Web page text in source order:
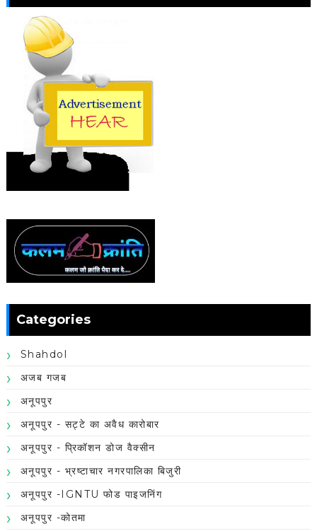
Categories
Shahdol
अजब गजब
अनूपपुर
अनूपपुर - सट्टे का अवैध कारोबार
अनूपपुर - प्रिकॉशन डोज वैक्सीन
अनूपपुर - भ्रष्टाचार नगरपालिका बिजुरी
अनूपपुर -IGNTU फोड पाइजनिंग
अनूपपुर -कोतमा